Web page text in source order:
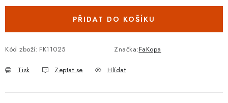
PŘIDAT DO KOŠÍKU
Kód zboží: FK11025 Značka:FaKopa
Tisk Zeptat se Hlídat